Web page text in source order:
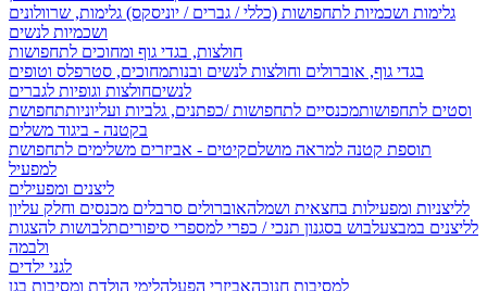
גלימות ושכמיות לתחפושות (כללי / גברים / יוניסקס) גלימות, שרוולונים
ושכמיות לנשים
חולצות, בגדי גוף ומחוכים לתחפושות
בגדי גוף, אוברולים וחולצות לנשים ובנותמחוכים, סטרפלס וטופים
לנשיםחולצות וגופיות לגברים
וסטים לתחפושותמכנסיים לתחפושות /כפתנים, גלביות ועליוניותתחפושת
בקטנה - ביגוד משלים
תוספת קטנה למראה מושלםקיטים - אביזרים משלימים לתחפושת
למפעיל
ליצנים ומפעילים
לליצניות ומפעילות בחצאית ושמלהאוברולים סרבלים מכנסים וחלק עליון
לליצנים במבצעלבוש בסגנון תנכי / כפרי למספרי סיפוריםתלבושות להצגות
ולבמה
לגני ילדים
למסיבות חנוכהאביזרי הפעלהלימי הולדת ומסיבות בגן